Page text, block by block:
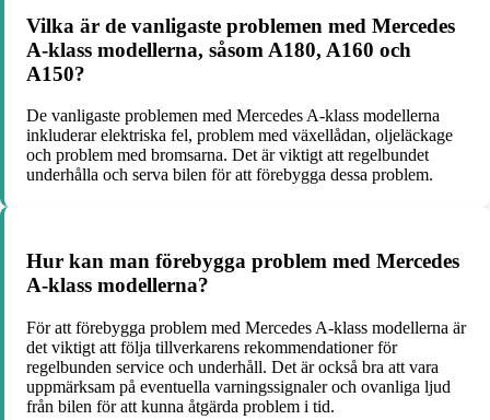
Vilka är de vanligaste problemen med Mercedes
A-klass modellerna, såsom A180, A160 och
A150?
De vanligaste problemen med Mercedes A-klass modellerna
inkluderar elektriska fel, problem med växellådan, oljeläckage
och problem med bromsarna. Det är viktigt att regelbundet
underhålla och serva bilen för att förebygga dessa problem.
Hur kan man förebygga problem med Mercedes
A-klass modellerna?
För att förebygga problem med Mercedes A-klass modellerna är
det viktigt att följa tillverkarens rekommendationer för
regelbunden service och underhåll. Det är också bra att vara
uppmärksam på eventuella varningssignaler och ovanliga ljud
från bilen för att kunna åtgärda problem i tid.